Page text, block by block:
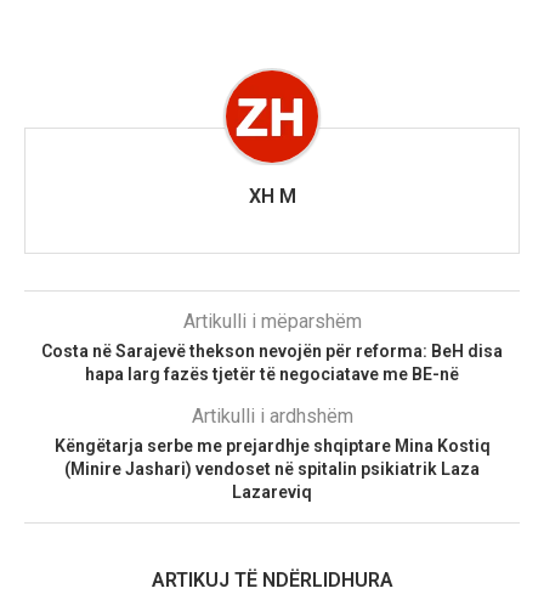
XH M
Artikulli i mëparshëm
Costa në Sarajevë thekson nevojën për reforma: BeH disa
hapa larg fazës tjetër të negociatave me BE-në
Artikulli i ardhshëm
Këngëtarja serbe me prejardhje shqiptare Mina Kostiq
(Minire Jashari) vendoset në spitalin psikiatrik Laza
Lazareviq
ARTIKUJ TË NDËRLIDHURA